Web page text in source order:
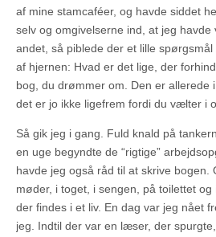
af mine stamcaféer, og havde siddet
selv og omgivelserne ind, at jeg havde
andet, så piblede der et lille
af hjernen: Hvad er det lige, der
bog, du drømmer om. Den er allerede
det er jo ikke ligefrem fordi du vælter i
Så gik jeg i gang. Fuld knald på
en uge begyndte de “rigtige”
havde jeg også råd til at skrive bogen.
møder, i toget, i sengen, på toilettet og
der findes i et liv. En dag var jeg nået
jeg. Indtil der var en læser, der